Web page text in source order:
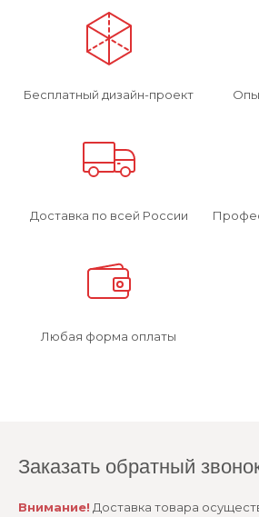
Бесплатный дизайн-проект
Доставка по всей России
Любая форма оплаты
Заказать обратный
Внимание! Доставка товара